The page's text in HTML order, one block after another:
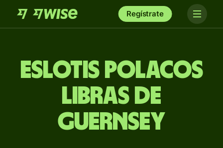
Regístrate
Eslotis polacos
libras de
Guernsey